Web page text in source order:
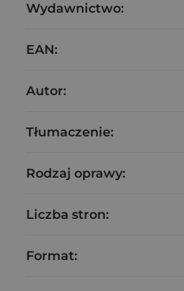
Wydawnictwo:
EAN:
Autor:
Tłumaczenie:
Rodzaj oprawy:
Liczba stron:
Format: